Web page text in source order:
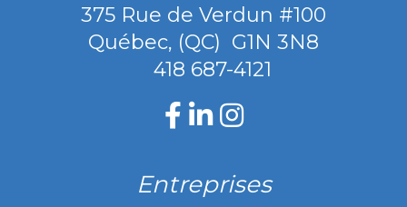
375 Rue de Verdun #100
Québec, (QC) G1N 3N8
418 687-4121
Entreprises